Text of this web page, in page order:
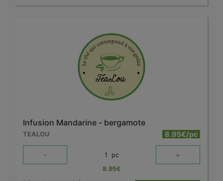
Infusion Mandarine - bergamote
TEALOU 8.95€/pc
- 1 pc +
8.95€